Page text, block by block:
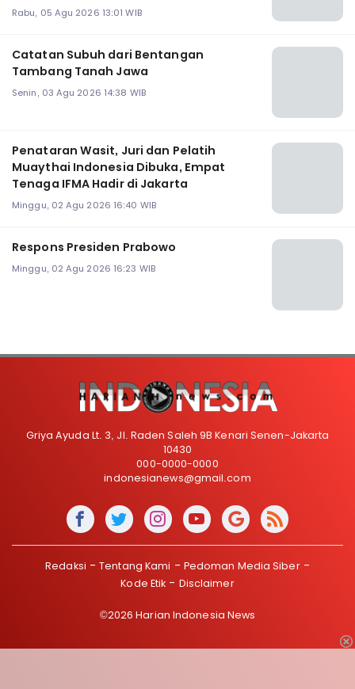
Rabu, 05 Agu 2026 13:01 WIB
Catatan Subuh dari Bentangan
Tambang Tanah Jawa
Senin, 03 Agu 2026 14:38 WIB
Penataran Wasit, Juri dan Pelatih
Muaythai Indonesia Dibuka, Empat
Tenaga IFMA Hadir di Jakarta
Minggu, 02 Agu 2026 16:40 WIB
Respons Presiden Prabowo
Minggu, 02 Agu 2026 16:23 WIB
Griya Ayuda Lt. 3, Jl. Raden Saleh 9B Kenari Senen-Jakarta
10430
000-0000-0000
indonesianews@gmail.com
Redaksi Tentang Kami
Pedoman Media Siber
Kode Etik
Disclaimer
©2026 Harian Indonesia News